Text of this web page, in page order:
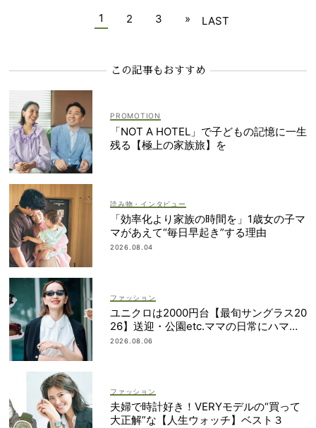
#Whim Gazette（ウィム ガゼット）
1 2 3 » LAST
この記事もおすすめ
「NOT A HOTEL」で子どもの記憶に一生
残る【極上の家族旅】を
読み物・インタビュー
「効率化より家族の時間を」1歳女の子マ
マがあえて“毎日早起き”する理由
2026.08.04
ファッション
ユニクロは2000円台【最旬サングラス20
26】送迎・公園etc.ママの日常にハマる
「名品」を厳選！
2026.08.06
ファッション
夫婦で時計好き！VERYモデルの“買って
大正解”な【人生ウォッチ】ベスト３